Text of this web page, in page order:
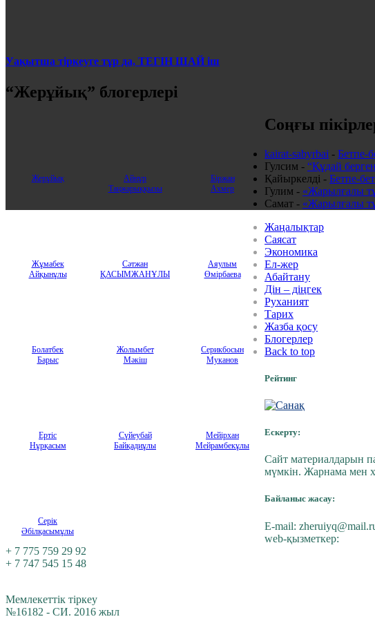
Уақытша тіркеуге тұр да, ТЕГІН ШАЙ іш
“Жерұйық” блогерлері
Жерұйық
Айнұр
Таңжарыққызы
Бiржан
Ахмер
Жұмабек
Айқынұлы
Сәтжан
ҚАСЫМЖАНҰЛЫ
Аяулым
Өмірбаева
Болатбек
Барыс
Жолымбет
Мәкіш
Серикбосын
Муканов
Ертіс
Нұрқасым
Сүйеубай
Байқадиұлы
Мейірхан
Мейрамбекұлы
Серік
Әбілқасымұлы
Соңғы
kairat-sabyrbai - Бетпе-
Гулсим - “Құдай
Қайыркелді - Бетпе-бет
Гулим - «Жарылғалы
Самат - «Жарылғалы
Жаңалықтар
Саясат
Экономика
Ел-жер
Абайтану
Дін – діңгек
Руханият
Тарих
Жазба қосу
Блогерлер
Back to top
Рейтинг
Ескерту:
Сайт материалдарын
мүмкін. Жарнама мен
Байланыс жасау:
E-mail:
web-қызметкер:
+ 7 775 759 29 92
+ 7 747 545 15 48
Мемлекеттік тіркеу
№16182 - СИ. 2016 жыл